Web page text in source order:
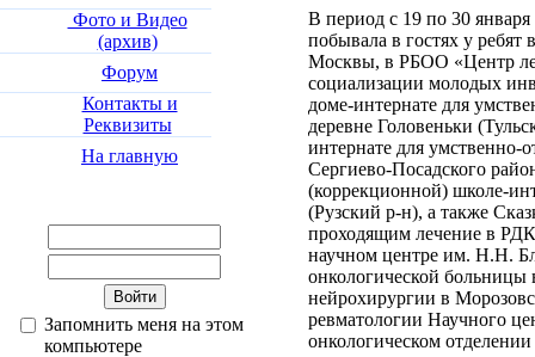
Фото и Видео
(архив)
Форум
Контакты и
Реквизиты
На главную
Запомнить меня на этом
компьютере
В период с 19 по 30 января
побывала в гостях у
Москвы, в РБОО «Центр
социализации молодых
доме-интернате для
деревне Головеньки
интернате для
Сергиево-Посадского
(коррекционной) школе-
(Рузский р-н), а также
проходящим лечение в
научном центре им. Н.Н.
онкологической больницы
нейрохирургии в
ревматологии Научного
онкологическом